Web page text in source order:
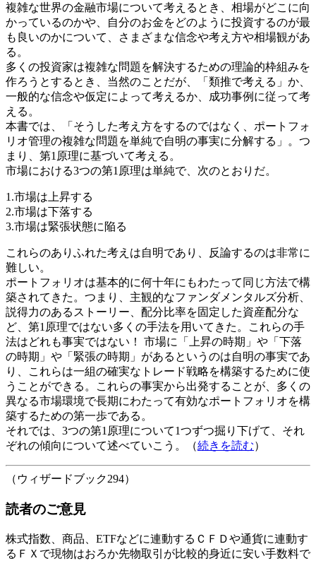
複雑な世界の金融市場について考えるとき、相場がどこに向
かっているのかや、自分のお金をどのように投資するのが最
も良いのかについて、さまざまな信念や考え方や相場観があ
る。
多くの投資家は複雑な問題を解決するための理論的枠組みを
作ろうとするとき、当然のことだが、「類推で考える」か、
一般的な信念や仮定によって考えるか、成功事例に従って考
える。
本書では、「そうした考え方をするのではなく、ポートフォ
リオ管理の複雑な問題を単純で自明の事実に分解する」。つ
まり、第1原理に基づいて考える。
市場における3つの第1原理は単純で、次のとおりだ。
1.市場は上昇する
2.市場は下落する
3.市場は緊張状態に陥る
これらのありふれた考えは自明であり、反論するのは非常に
難しい。
ポートフォリオは基本的に何十年にもわたって同じ方法で構
築されてきた。つまり、主観的なファンダメンタルズ分析、
説得力のあるストーリー、配分比率を固定した資産配分な
ど、第1原理ではない多くの手法を用いてきた。これらの手
法はどれも事実ではない！ 市場に「上昇の時期」や「下落
の時期」や「緊張の時期」があるというのは自明の事実であ
り、これらは一組の確実なトレード戦略を構築するために使
うことができる。これらの事実から出発することが、多くの
異なる市場環境で長期にわたって有効なポートフォリオを構
築するための第一歩である。
それでは、3つの第1原理について1つずつ掘り下げて、それ
ぞれの傾向について述べていこう。（続きを読む）
（ウィザードブック294）
読者のご意見
株式指数、商品、ETFなどに連動するＣＦＤや通貨に連動す
るＦＸで現物はおろか先物取引が比較的身近に安い手数料で